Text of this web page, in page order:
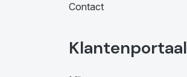
Contact
Klantenportaal